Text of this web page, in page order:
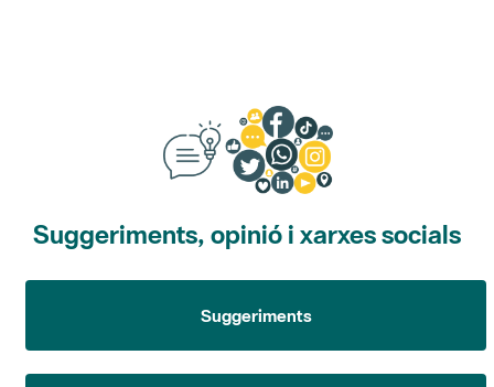
Suggeriments, opinió i xarxes socials
Suggeriments